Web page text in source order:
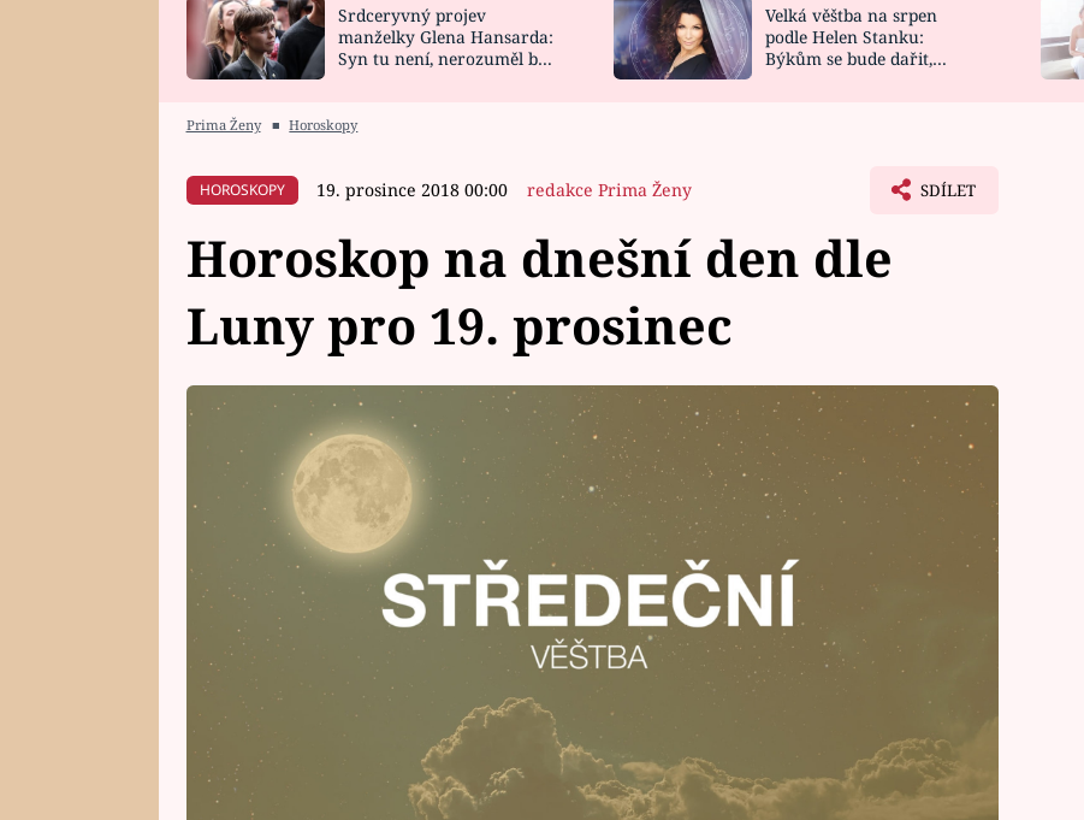
HOROSKOP NA
CELEBRITY
VAŘENÍ
NOVINKY
VIDEORECEPTY
DESIGN
Srdceryvný projev
manželky Glena Hansarda:
Syn tu není, nerozuměl by
Velká věštba na srpen
podle Helen Stanku:
Býkům se bude dařit,
Prima Ženy ■ Horoskopy
HOROSKOPY 19. prosince 2018 00:00 redakce Prima Ženy SDÍLET
Horoskop na dnešní den dle
Luny pro 19. prosinec